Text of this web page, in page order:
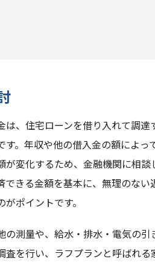
は、住宅ローンを借り入れて調達
す。年収や他の借入金の額によって
が変化するため、金融機関に相談
できる金額を基本に、無理のない
ポイントです。
の測量や、給水・排水・電気の引
査を行い、ラフプランと呼ばれる